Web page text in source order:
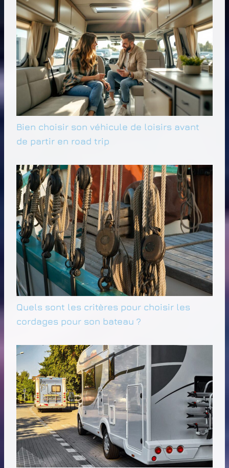
Bien choisir son véhicule de loisirs avant
de partir en road trip
Quels sont les critères pour choisir les
cordages pour son bateau ?